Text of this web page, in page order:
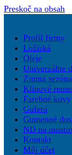
Preskoč na obsah
Profil firmy
Ložiská
Oleje
Univerzálne
Zimná sezóna
Klinové
Farebné kovy
Guferá
Gumenné
ND na
Kontakt
Môj účet